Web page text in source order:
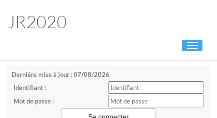
JR2020
Toggle
Dernière mise à jour : 07/08/2026
Identifiant :
Mot de passe :